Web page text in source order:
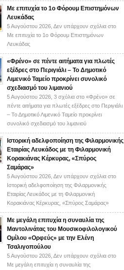
Με επιτυχία το 1ο Φόρουμ Επιστημόνων
Λευκάδας
5 Αυγούστου 2026, Δεν υπάρχουν σχόλια στο
Με επιτυχία το 1ο Φόρουμ Επιστημόνων
Λευκάδας
«Φρένο» σε πέντε αιτήματα για πλωτές
εξέδρες στο Περιγιάλι – Το Δημοτικό
Λιμενικό Ταμείο προκρίνει συνολικό
σχεδιασμό του λιμανιού
5 Αυγούστου 2026, 3 σχόλια στο «Φρένο» σε
πέντε αιτήματα για πλωτές εξέδρες στο Περιγιάλι
– Το Δημοτικό Λιμενικό Ταμείο προκρίνει
συνολικό σχεδιασμό του λιμανιού
Ιστορική αδελφοποίηση της Φιλαρμονικής
Εταιρίας Λευκάδος με τη Φιλαρμονική
Κορακιάνας Κέρκυρας, «Σπύρος
Σαμάρας»
5 Αυγούστου 2026, Δεν υπάρχουν σχόλια στο
Ιστορική αδελφοποίηση της Φιλαρμονικής
Εταιρίας Λευκάδος με τη Φιλαρμονική
Κορακιάνας Κέρκυρας, «Σπύρος Σαμάρας»
Με μεγάλη επιτυχία η συναυλία της
Μαντολινάτας του Μουσικοφιλολογικού
Ομίλου «Ορφεύς» με την Ελένη
Τσαλιγοπούλου
5 Αυγούστου 2026, Δεν υπάρχουν σχόλια στο
Με μεγάλη επιτυχία η συναυλία της